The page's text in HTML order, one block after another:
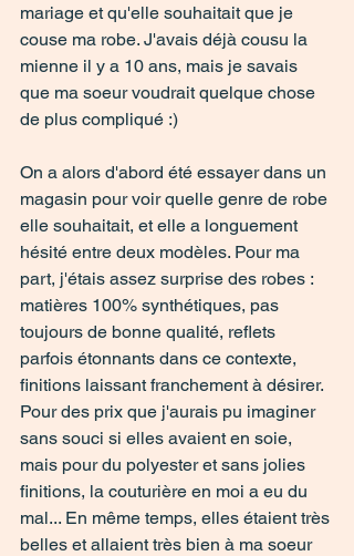
mariage et qu'elle souhaitait que je
couse ma robe. J'avais déjà cousu la
mienne il y a 10 ans, mais je savais
que ma soeur voudrait quelque chose
de plus compliqué :)
On a alors d'abord été essayer dans un
magasin pour voir quelle genre de robe
elle souhaitait, et elle a longuement
hésité entre deux modèles. Pour ma
part, j'étais assez surprise des robes :
matières 100% synthétiques, pas
toujours de bonne qualité, reflets
parfois étonnants dans ce contexte,
finitions laissant franchement à désirer.
Pour des prix que j'aurais pu imaginer
sans souci si elles avaient en soie,
mais pour du polyester et sans jolies
finitions, la couturière en moi a eu du
mal... En même temps, elles étaient très
belles et allaient très bien à ma soeur